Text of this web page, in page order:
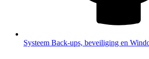
Systeem Back-ups, beveiliging en